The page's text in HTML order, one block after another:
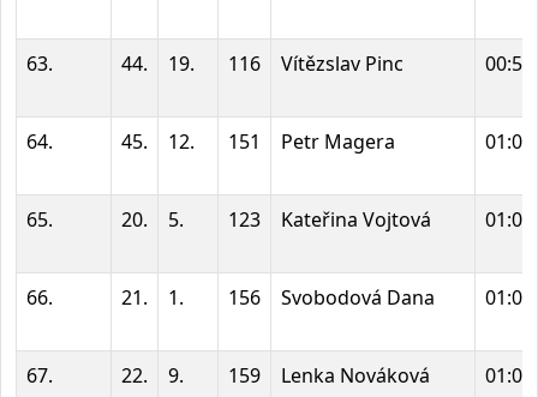
63. 44. 19. 116 Vítězslav Pinc
64. 45. 12. 151 Petr Magera
65. 20. 5. 123 Kateřina Vojtová
66. 21. 1. 156 Svobodová Dana
67. 22. 9. 159 Lenka Nováková